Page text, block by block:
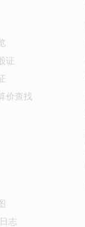
证
价查找
志